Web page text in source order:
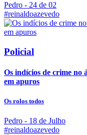
Pedro - 24 de 02
#reinaldoazevedo
Policial
Os indícios de crime no
em apuros
Os rolos todos
Pedro - 18 de Julho
#reinaldoazevedo